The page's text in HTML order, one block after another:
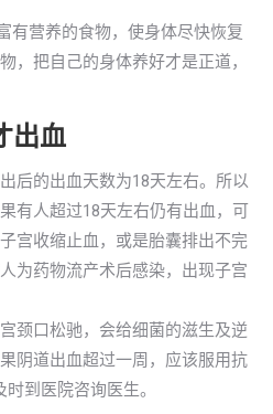
有营养的食物，使身体尽快恢复
，把自己的身体养好才是正道，
出血
后的出血天数为18天左右。所以
有人超过18天左右仍有出血，可
宫收缩止血，或是胎囊排出不完
为药物流产术后感染，出现子宫
颈口松驰，会给细菌的滋生及逆
阴道出血超过一周，应该服用抗
到医院咨询医生。